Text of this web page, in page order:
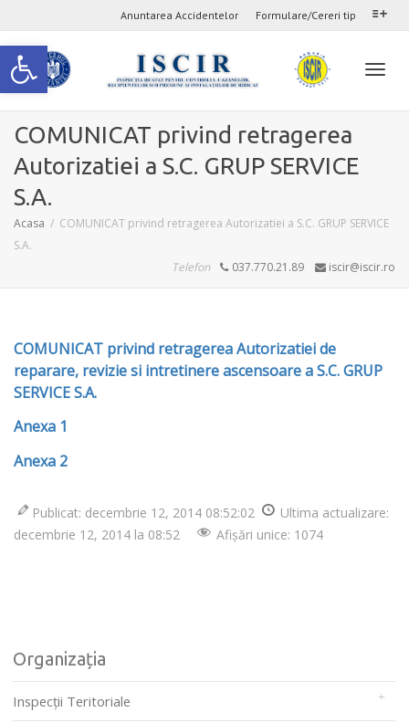
Deschide bara de unelte
Anuntarea Accidentelor Formulare/Cereri tip
COMUNICAT privind retragerea
Autorizatiei a S.C. GRUP SERVICE
S.A.
Acasa
COMUNICAT privind retragerea Autorizatiei a S.C. GRUP SERVICE
S.A.
Telefon
037.770.21.89 iscir@iscir.ro
COMUNICAT privind retragerea Autorizatiei de
reparare, revizie si intretinere ascensoare a S.C. GRUP
SERVICE S.A.
Anexa 1
Anexa 2
Publicat: decembrie 12, 2014 08:52:02
Ultima actualizare:
decembrie 12, 2014 la 08:52
Afișări unice: 1074
Organizația
Inspecții Teritoriale